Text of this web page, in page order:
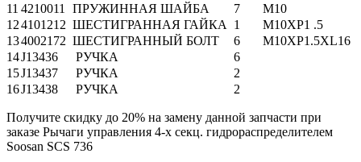
11 4210011 ПРУЖИННАЯ ШАЙБА 7
M10
124101212 ШЕСТИГРАННАЯ ГАЙКА 1
M10XP1 .5
134002172 ШЕСТИГРАННЫЙ БОЛТ 6
M10XP1.5XL16
14J13436 РУЧКА
6
15J13437 РУЧКА
2
16J13438 РУЧКА 2
Получите скидку до 20% на замену данной запчасти при
заказе Рычаги управления 4-х секц. гидрораспределителем
Soosan SCS 736